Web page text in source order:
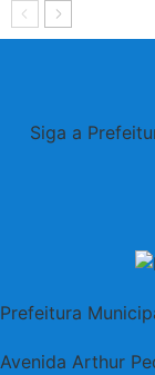
Siga a
Prefeitura
Avenida Arthur